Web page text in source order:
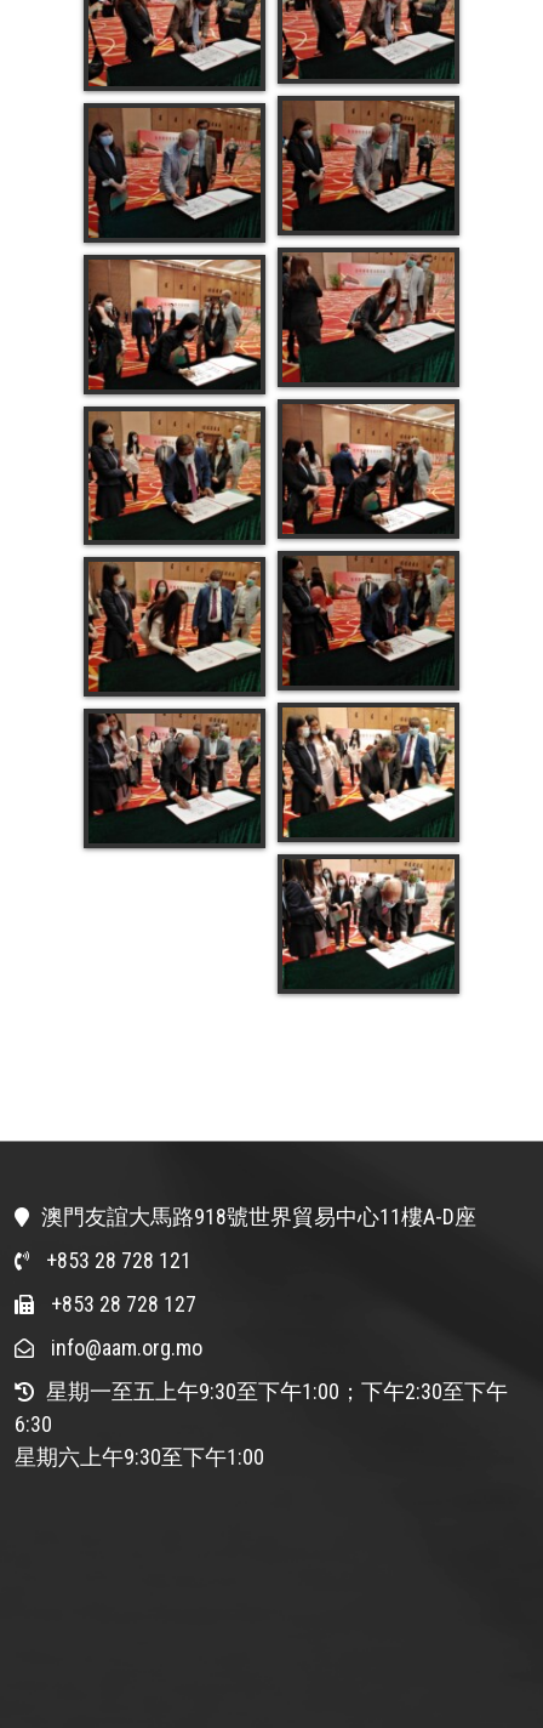
澳門友誼大馬路918號世界貿易中心11樓A-D座
+853 28 728 121
+853 28 728 127
info@aam.org.mo
星期一至五上午9:30至下午1:00；下午2:30至下午
6:30
星期六上午9:30至下午1:00